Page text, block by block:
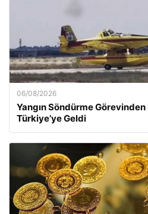
06/08/2026
Yangın Söndürme
Türkiye’ye Geldi